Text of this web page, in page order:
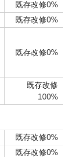
既存改修0%
既存改修0%
既存改修0%
既存改修
100%
既存改修0%
既存改修0%